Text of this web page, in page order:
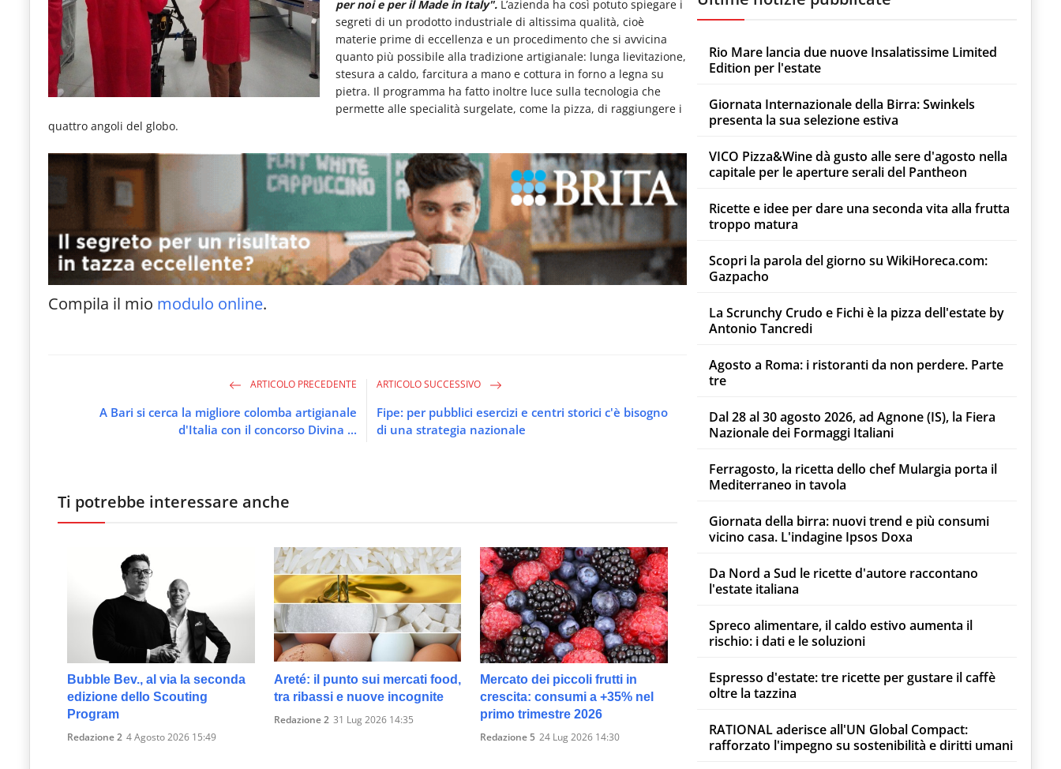
per noi e per il Made in Italy".L’azienda ha così potuto spiegare i
segreti di un prodotto industriale di altissima qualità, cioè
materie prime di eccellenza e un procedimento che si avvicina
quanto più possibile alla tradizione artigianale: lunga lievitazione,
stesura a caldo, farcitura a mano e cottura in forno a legna su
pietra. Il programma ha fatto inoltre luce sulla tecnologia che
permette alle specialità surgelate, come la pizza, di raggiungere i
quattro angoli del globo.
Compila il mio modulo online.
ARTICOLO PRECEDENTE
A Bari si cerca la migliore colomba artigianale
d'Italia con il concorso Divina ...
ARTICOLO SUCCESSIVO
Fipe: per pubblici esercizi e centri storici c'è bisogno
di una strategia nazionale
Ti potrebbe interessare anche
Bubble Bev., al via la seconda
edizione dello Scouting
Program
Redazione 2 4 Agosto 2026 15:49
Areté: il punto sui mercati food,
tra ribassi e nuove incognite
Redazione 2 31 Lug 2026 14:35
Mercato dei piccoli frutti in
crescita: consumi a +35% nel
primo trimestre 2026
Redazione 5 24 Lug 2026 14:30
Rio Mare lancia due nuove Insalatissime Limited
Edition per l'estate
Giornata Internazionale della Birra: Swinkels
presenta la sua selezione estiva
VICO Pizza&Wine dà gusto alle sere d'agosto nella
capitale per le aperture serali del Pantheon
Ricette e idee per dare una seconda vita alla frutta
troppo matura
Scopri la parola del giorno su WikiHoreca.com:
Gazpacho
La Scrunchy Crudo e Fichi è la pizza dell'estate by
Antonio Tancredi
Agosto a Roma: i ristoranti da non perdere. Parte
tre
Dal 28 al 30 agosto 2026, ad Agnone (IS), la Fiera
Nazionale dei Formaggi Italiani
Ferragosto, la ricetta dello chef Mulargia porta il
Mediterraneo in tavola
Giornata della birra: nuovi trend e più consumi
vicino casa. L'indagine Ipsos Doxa
Da Nord a Sud le ricette d'autore raccontano
l'estate italiana
Spreco alimentare, il caldo estivo aumenta il
rischio: i dati e le soluzioni
Espresso d'estate: tre ricette per gustare il caffè
oltre la tazzina
RATIONAL aderisce all'UN Global Compact:
rafforzato l'impegno su sostenibilità e diritti umani